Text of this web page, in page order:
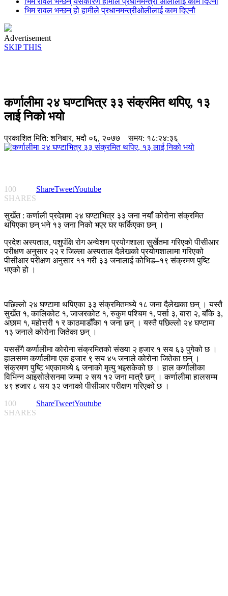
भिम रावल भन्छन् हो हामीले प्रधानमन्त्रीओलीलाई काम दिएनौ
Advertisement
SKIP THIS
कर्णालीमा २४ घण्टाभित्र ३३ संक्रमित थपिए, १३
लाई निको भयो
प्रकाशित मिति:शनिबार, भदौ ०६, २०७७ समय: १८:२४:३६
100
SHARES
ShareTweetYoutube
सुर्खेत : कर्णाली प्रदेशमा २४ घण्टाभित्र ३३ जना नयाँ कोरोना संक्रमित
थपिएका छन् भने १३ जना निको भएर घर फर्किएका छन् ।
प्रदेश अस्पताल, पशुपंक्षि रोग अन्वेशण प्रयोगशाला सुर्खेतमा गरिएको पीसीआर
परीक्षण अनुसार २२ र जिल्ला अस्पताल दैलेखको प्रयोगशालामा गरिएको
पीसीआर परीक्षण अनुसार ११ गरी ३३ जनालाई कोभिड–१९ संक्रमण पुष्टि
भएको हो ।
पछिल्लो २४ घण्टामा थपिएका ३३ संक्रमितमध्ये १८ जना दैलेखका छन् । यस्तै
सुर्खेत १, कालिकोट १, जाजरकोट १, रुकुम पश्चिम १, पर्सा ३, बारा २, बाँके ३,
अछाम १, महोत्तरी १ र काठमाडौँका १ जना छन् । यस्तै पछिल्लो २४ घण्टामा
१३ जनाले कोरोना जितेका छन् ।
यससँगै कर्णालीमा कोरोना संक्रमितको संख्या २ हजार १ सय ६३ पुगेको छ ।
हालसम्म कर्णालीमा एक हजार ९ सय ४५ जनाले कोरोना जितेका छन् ।
संक्रमण पुष्टि भएकामध्ये ६ जनाको मृत्यु भइसकेको छ । हाल कर्णालीका
विभिन्न आइसोलेसनमा जम्मा २ सय १२ जना मात्रै छन् । कर्णालीमा हालसम्म
४९ हजार ८ सय ३२ जनाको पीसीआर परीक्षण गरिएको छ ।
100
SHARES
ShareTweetYoutube